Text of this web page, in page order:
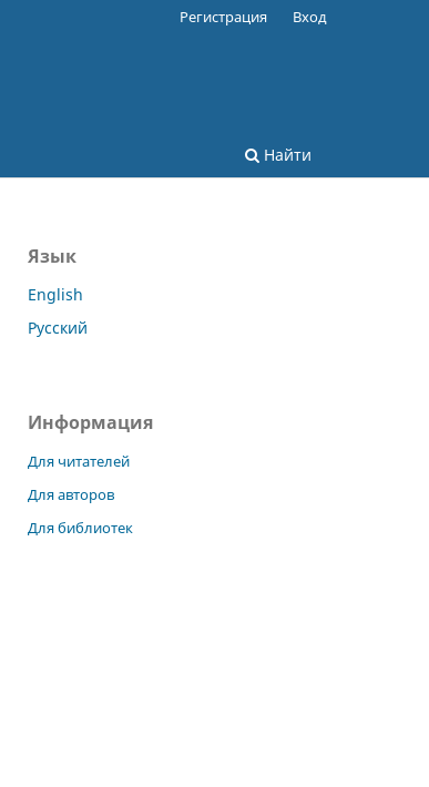
Найти
Регистрация Вход
Язык
English
Русский
Информация
Для читателей
Для авторов
Для библиотек